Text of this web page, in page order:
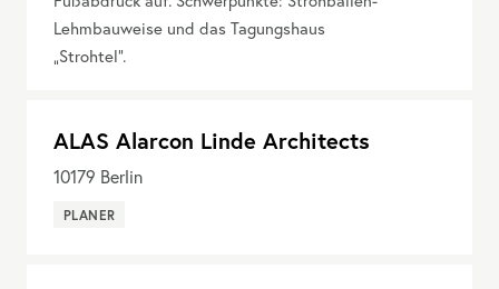
Lehmbauweise und das Tagungshaus
„Strohtel“.
ALAS Alarcon Linde Architects
10179 Berlin
PLANER